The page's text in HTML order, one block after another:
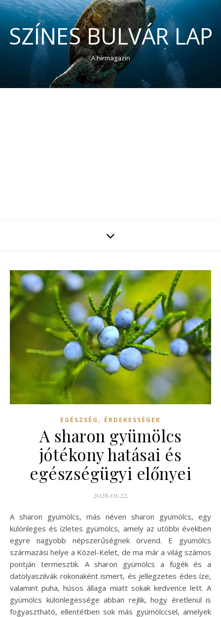
SZÍNES BULVÁR LAP
A hírmagazin
EGÉSZSÉG , ÉRDEKESSÉGEK
A sharon gyümölcs
jótékony hatásai és
egészségügyi előnyei
2026.01.22.
A sharon gyümölcs, más néven sharon gyümölcs, egy
különleges és ízletes gyümölcs, amely az utóbbi években
egyre nagyobb népszerűségnek örvend. E gyümölcs
származási helye a Közel-Kelet, de ma már a világ számos
pontján termesztik. A sharon gyümölcs a fügék és a
datolyaszilvák rokonaként ismert, és jellegzetes édes íze,
valamint puha, húsos állaga miatt sokak kedvence lett. A
gyümölcs különlegessége abban rejlik, hogy éretlenül is
fogyasztható, ellentétben sok más gyümölccsel, amelyek